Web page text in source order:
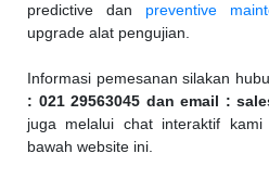
predictive dan preventive
upgrade alat pengujian.
Informasi pemesanan silakan
: 021 29563045 dan email :
juga melalui chat interaktif
bawah website ini.